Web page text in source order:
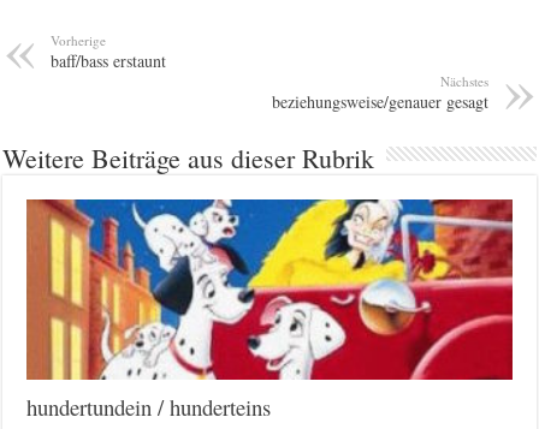
Vorherige
baff/bass erstaunt
Nächstes
beziehungsweise/genauer gesagt
Weitere Beiträge aus dieser Rubrik
hundertundein / hunderteins